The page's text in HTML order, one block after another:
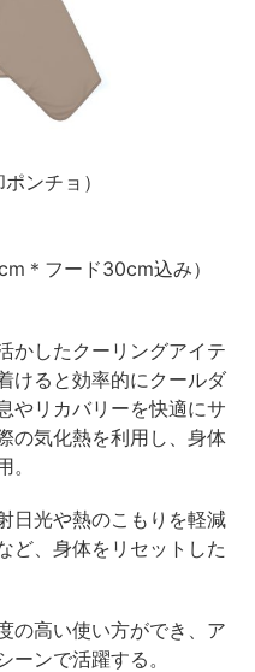
ンチョ）
＊フード30cm込み）
かしたクーリングアイテ
けると効率的にクールダ
やリカバリーを快適にサ
の気化熱を利用し、身体
日光や熱のこもりを軽減
ど、身体をリセットした
の高い使い方ができ、ア
ーンで活躍する。